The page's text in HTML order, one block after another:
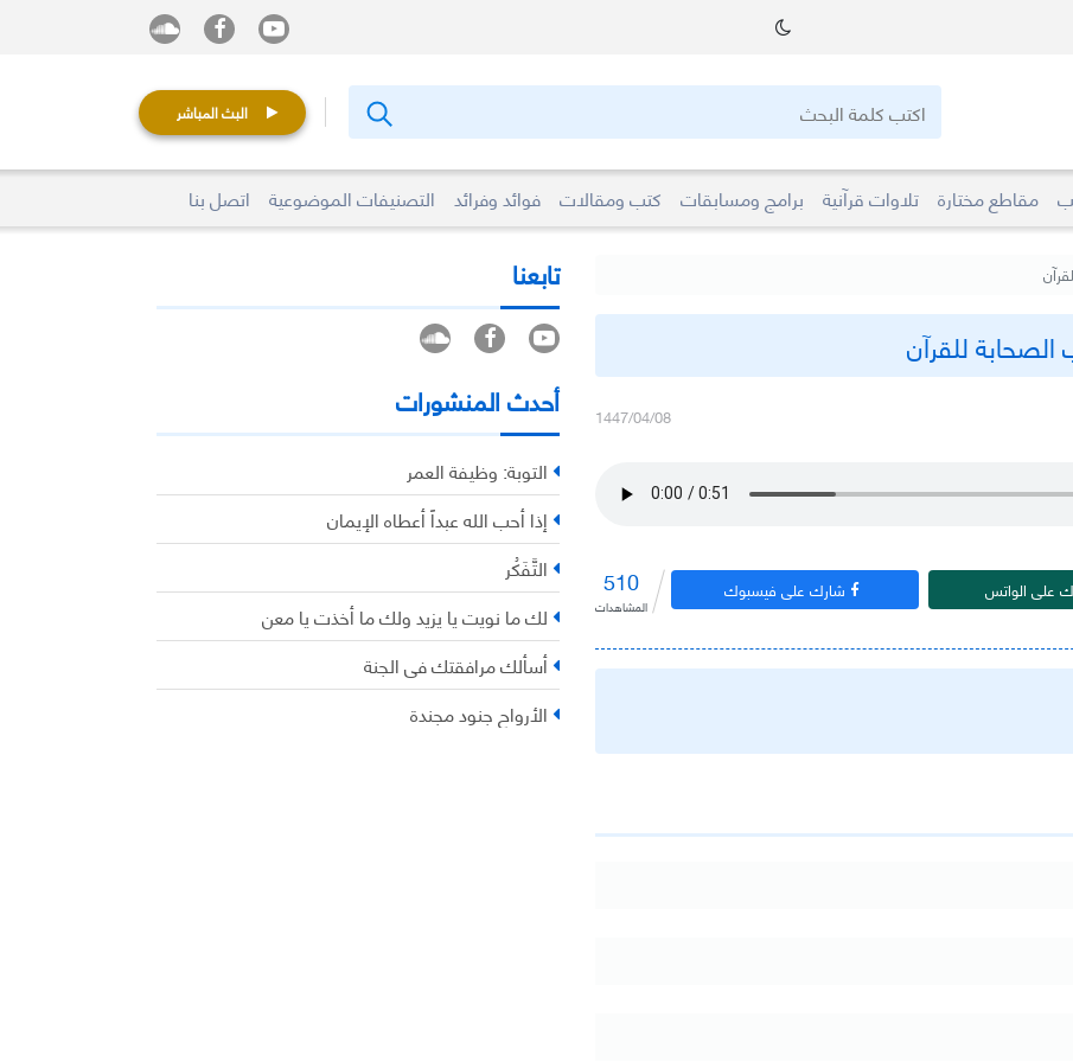
البث المباشر
مقاطع مختارة تلاوات قرآنية برامج ومسابقات كتب ومقالات فوائد وفرائد التصنيفات الموضوعية اتصل بنا
الصحابة للقرآن
1447/04/08
على الواتس شارك على فيسبوك 510
المشاهدات
تابعنا
أحدث المنشورات
التوبة: وظيفة العمر
إذا أحب الله عبداً أعطاه الإيمان
التَّفَكُر
لك ما نويت يا يزيد ولك ما أخذت يا معن
أسألك مرافقتك في الجنة
الأرواح جنود مجندة